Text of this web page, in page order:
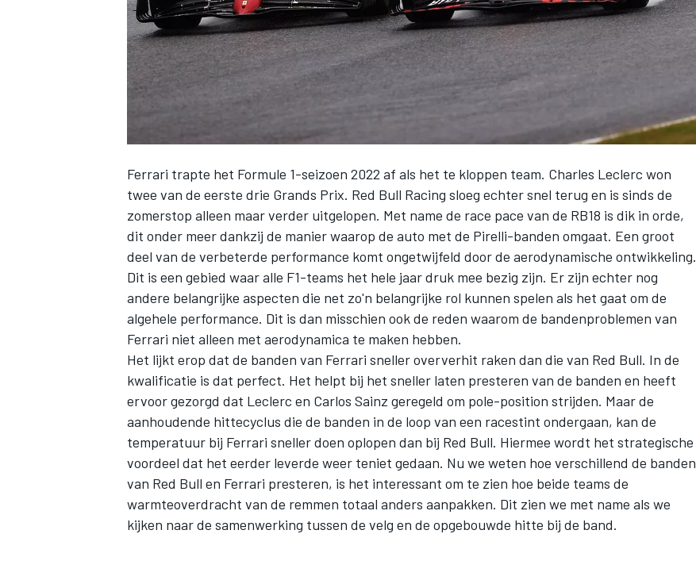
INDYCAR
WEC DTM
Ferrari trapte het Formule 1-seizoen 2022 af als het te kloppen team. Charles Leclerc won
twee van de eerste drie Grands Prix. Red Bull Racing sloeg echter snel terug en is sinds de
zomerstop alleen maar verder uitgelopen. Met name de race pace van de RB18 is dik in orde,
dit onder meer dankzij de manier waarop de auto met de Pirelli-banden omgaat. Een groot
deel van de verbeterde performance komt ongetwijfeld door de aerodynamische ontwikkeling.
Dit is een gebied waar alle F1-teams het hele jaar druk mee bezig zijn. Er zijn echter nog
andere belangrijke aspecten die net zo'n belangrijke rol kunnen spelen als het gaat om de
algehele performance. Dit is dan misschien ook de reden waarom de bandenproblemen van
Ferrari niet alleen met aerodynamica te maken hebben.
Het lijkt erop dat de banden van Ferrari sneller oververhit raken dan die van Red Bull. In de
kwalificatie is dat perfect. Het helpt bij het sneller laten presteren van de banden en heeft
ervoor gezorgd dat Leclerc en Carlos Sainz geregeld om pole-position strijden. Maar de
aanhoudende hittecyclus die de banden in de loop van een racestint ondergaan, kan de
temperatuur bij Ferrari sneller doen oplopen dan bij Red Bull. Hiermee wordt het strategische
voordeel dat het eerder leverde weer teniet gedaan. Nu we weten hoe verschillend de banden
van Red Bull en Ferrari presteren, is het interessant om te zien hoe beide teams de
warmteoverdracht van de remmen totaal anders aanpakken. Dit zien we met name als we
kijken naar de samenwerking tussen de velg en de opgebouwde hitte bij de band.